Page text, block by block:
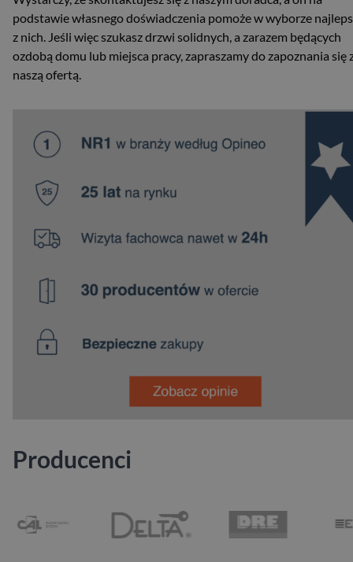
podstawie własnego doświadczenia pomoże w wyborze
z nich. Jeśli więc szukasz drzwi solidnych, a zarazem będących
ozdobą domu lub miejsca pracy, zapraszamy do zapoznania się
naszą ofertą.
Producenci